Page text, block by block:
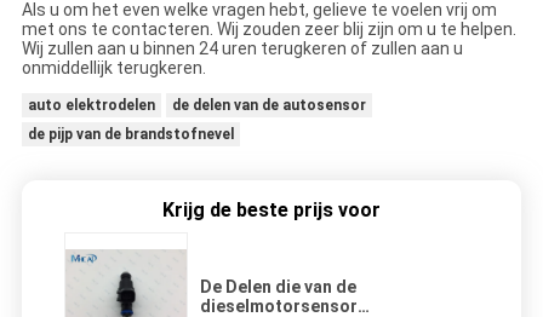
Als u om het even welke vragen hebt, gelieve te voelen vrij om
met ons te contacteren. Wij zouden zeer blij zijn om u te helpen.
Wij zullen aan u binnen 24 uren terugkeren of zullen aan u
onmiddellijk terugkeren.
auto elektrodelen
de delen van de autosensor
de pijp van de brandstofnevel
Krijg de beste prijs voor
De Delen die van de
dieselmotorsensor